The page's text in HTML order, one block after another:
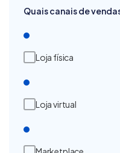
Quais canais de
Loja física
Loja virtual